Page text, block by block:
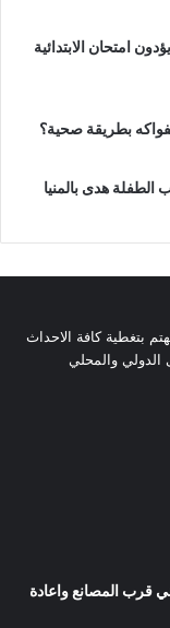
يؤدون امتحان الابتدائية
بطريقة صحية؟
هدى بالمنيا
بتغطية كافة الاحداث
والمحلي
قرب المصانع واعادة